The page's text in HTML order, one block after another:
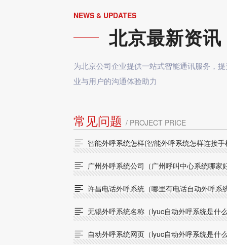
NEWS & UPDATES
北京最新资讯
为北京公司企业提供一站式智能通讯服务，
业与用户的沟通体验助力
常见问题 / PROJECT PRICE
 智能外呼系统怎样(智能外呼系统怎样连接手
 广州外呼系统公司（广州呼叫中心系统哪家
 许昌电话外呼系统（哪里有电话自动外呼系
 无锡外呼系统名称（lyuc自动外呼系统是什
 自动外呼系统网页（lyuc自动外呼系统是什